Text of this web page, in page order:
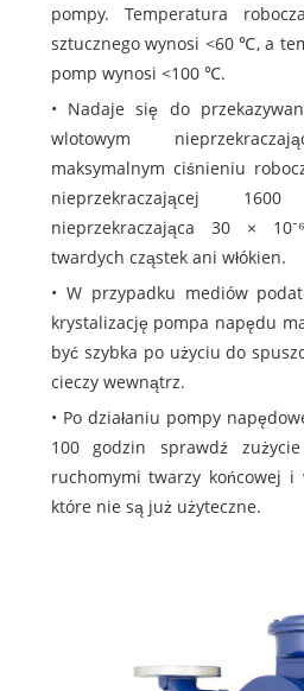
pompy. Temperatura
sztucznego wynosi <60 ℃, a
pomp wynosi <100 ℃.
• Nadaje się do
wlotowym
maksymalnym ciśnieniu
nieprzekraczającej
nieprzekraczająca 30 ×
twardych cząstek ani włókien.
• W przypadku mediów
krystalizację pompa napędu
być szybka po użyciu do
cieczy wewnątrz.
• Po działaniu pompy
100 godzin sprawdź
ruchomymi twarzy końcowej i
które nie są już użyteczne.